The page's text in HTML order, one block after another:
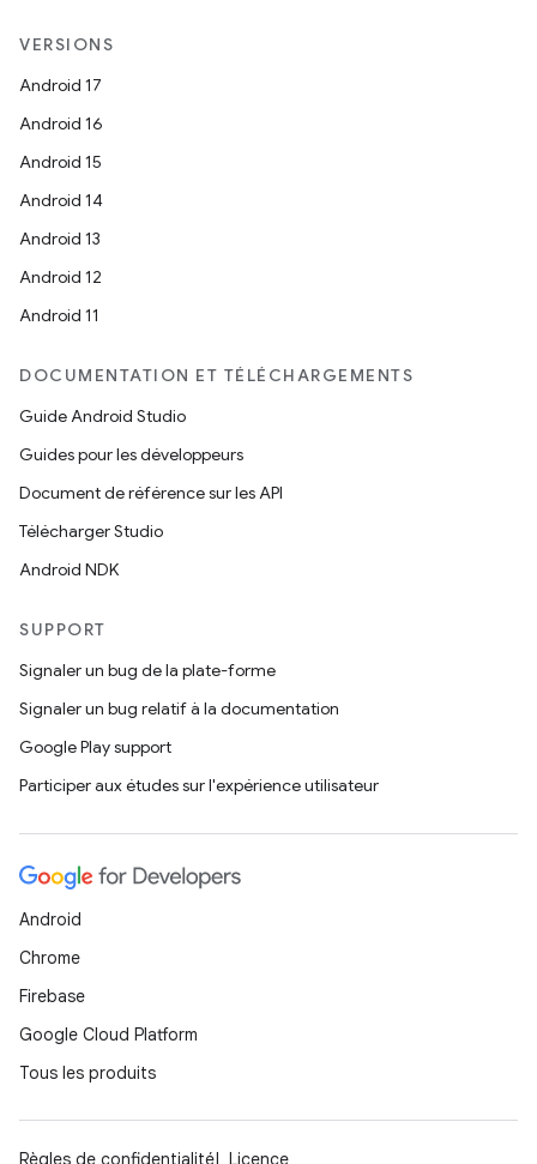
VERSIONS
Android 17
Android 16
Android 15
Android 14
Android 13
Android 12
Android 11
DOCUMENTATION ET TÉLÉCHARGEMENTS
Guide Android Studio
Guides pour les développeurs
Document de référence sur les API
Télécharger Studio
Android NDK
SUPPORT
Signaler un bug de la plate-forme
Signaler un bug relatif à la documentation
Google Play support
Participer aux études sur l'expérience utilisateur
Android
Chrome
Firebase
Google Cloud Platform
Tous les produits
Règles de confidentialité Licence